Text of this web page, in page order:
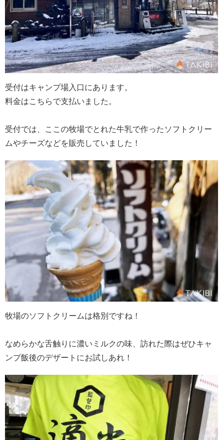
受付はキャンプ場入口にあります。
料金はこちらで支払いました。
受付では、ここの牧場でとれた牛乳で作ったソフトクリー
ムやチーズなどを販売していました！
牧場のソフトクリームは格別ですね！
なめらかな舌触りに濃いミルクの味、訪れた際はぜひキャ
ンプ飯後のデザートにお試しあれ！